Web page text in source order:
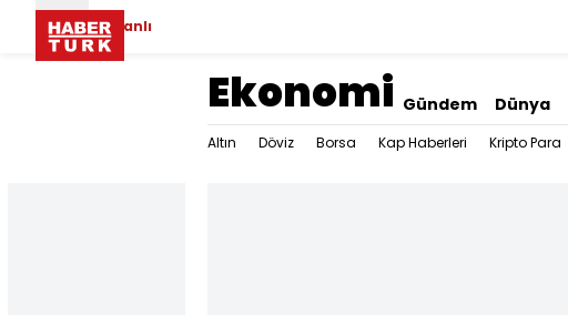
Canlı
Ekonomi Gündem Dünya
Altın Döviz Borsa Kap Haberleri Kripto Para